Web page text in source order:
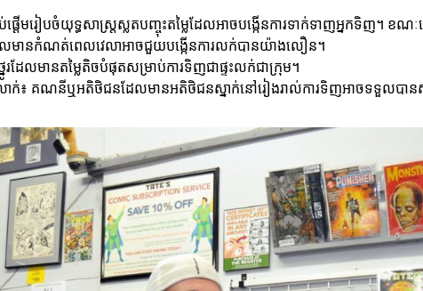
បចំយុទ្ធសាស្ត្រស្លតបញ្ចុះតម្លៃដែលអាចបង្កើនការទាក់ទាញអ្នកទិញ។ ខណៈ
ៃដែលមានកំណត់ពេលវេលាអាចជួយបង្កើនការលក់បានយ៉ាងលឿន។
នូរដែលមានតម្លៃតិចបំផុតសម្រាប់ការទិញជាផ្ទះលក់ជាក្រុម។
លាក់៖ គណនីឬអតិថិជនដែលមានអតិថិជនស្នាក់នៅរៀងរាល់ការទិញអាចទទួលបាន